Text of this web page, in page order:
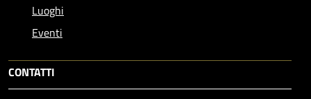
Luoghi
Eventi
CONTATTI